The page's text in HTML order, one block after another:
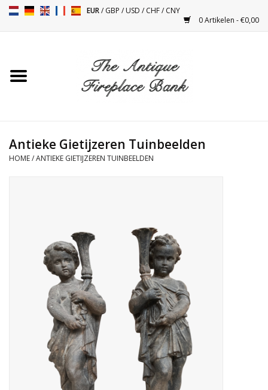
EUR/GBP /USD /CHF/CNY
0 Artikelen - €0,00
Toebehoren
Antiquiteiten en Vintage
Objecten
Decoratieve Outdoor
Vloeren - Steen, Terra Cotta
& Marmer
Antieke Gietijzeren Tuinbeelden
HOME/ANTIEKE GIETIJZEREN TUINBEELDEN